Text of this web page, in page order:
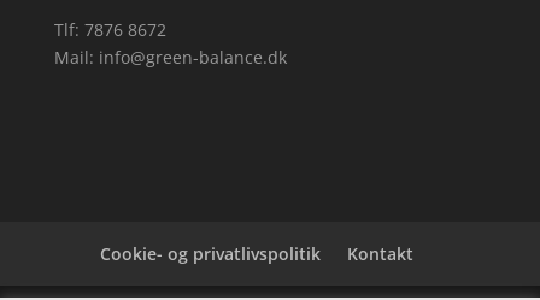
Tlf: 7876 8672
Mail: info@green-balance.dk
Cookie- og privatlivspolitik Kontakt